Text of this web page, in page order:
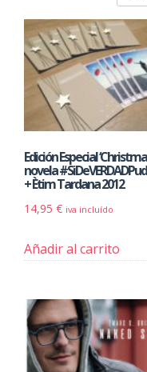
Edición Especial
novela
+ Ètim Tardana 2012
14,95 € iva incluído
Añadir al carrito